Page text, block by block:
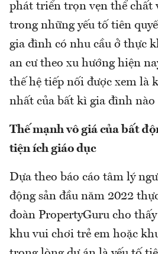
phát triển trọn vẹn thể chất
trong những yếu tố tiên
gia đình có nhu cầu ở thực
an cư theo xu hướng hiện
thế hệ tiếp nối được xem là
nhất của bất kì gia đình nào
Thế mạnh vô giá của bất
tiện ích giáo dục
Dựa theo báo cáo tâm lý
động sản đầu năm 2022
đoàn PropertyGuru cho
khu vui chơi trẻ em hoặc